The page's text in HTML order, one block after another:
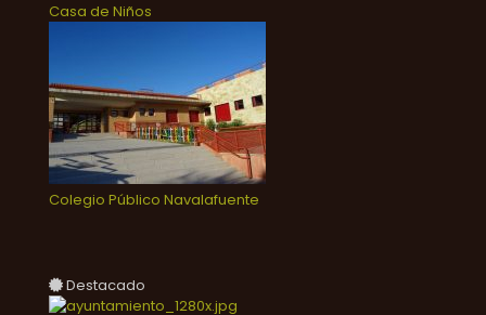
Casa de Niños
Colegio Público Navalafuente
Destacado